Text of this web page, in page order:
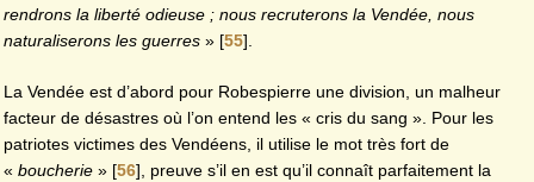
rendrons la liberté odieuse ; nous recruterons la Vendée, nous
naturaliserons les guerres » [55]
La Vendée est d’abord pour Robespierre une division, un malheur
facteur de désastres où l’on entend les « cris du sang ». Pour les
patriotes victimes des Vendéens, il utilise le mot très fort de
« boucherie » [56], preuve s’il en est qu’il connaît parfaitement la